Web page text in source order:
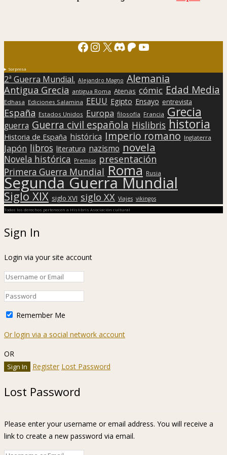
Facebook
Instagram
X Discord
Patreon
YouTube
Sorpresa
2ª Guerra Mundial. Alejandro Magno Alemania
Antigua Grecia antigua Roma Atenas cómic Edad Media
Edhasa Ediciones Salamina EEUU Egipto Ensayo entrevista
España Estados Unidos Europa filosofía Francia Grecia
guerra Guerra civil española Hislibris historia
Historia de España histórica Imperio romano Inglaterra
Japón libros literatura nazismo novela
Novela histórica Premios presentación
Primera Guerra Mundial Roma Rusia
Segunda Guerra Mundial
Siglo XIX siglo XVI siglo XX Viajes vikingos
Todos los derechos pertenecen a Hislibris Asociación cultural
Sign In
Login via your site account
Remember Me
Or login via a social network account
OR
Register Lost Password
Lost Password
Please enter your username or email address. You will receive a
link to create a new password via email.